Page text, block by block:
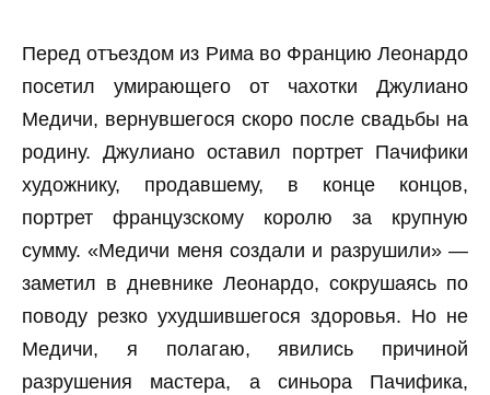
Перед отъездом из Рима во Францию Леонардо
посетил умирающего от чахотки Джулиано
Медичи, вернувшегося скоро после свадьбы на
родину. Джулиано оставил портрет Пачифики
художнику, продавшему, в конце концов,
портрет французскому королю за крупную
сумму. «Медичи меня создали и разрушили» —
заметил в дневнике Леонардо, сокрушаясь по
поводу резко ухудшившегося здоровья. Но не
Медичи, я полагаю, явились причиной
разрушения мастера, а синьора Пачифика,